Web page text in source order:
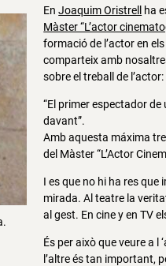
EnJoaquim Oristrell
ha
Màster “L’actor
formació de l’actor en
comparteix amb
sobre el treball de l’actor:
“El primer espectador de
davant”.
Amb aquesta máxima
del Màster “L’Actor
I es que no hi ha res que
mirada. Al teatre la
al gest. En cine y en TV
És per això que veure a l
l’altre és tan important,